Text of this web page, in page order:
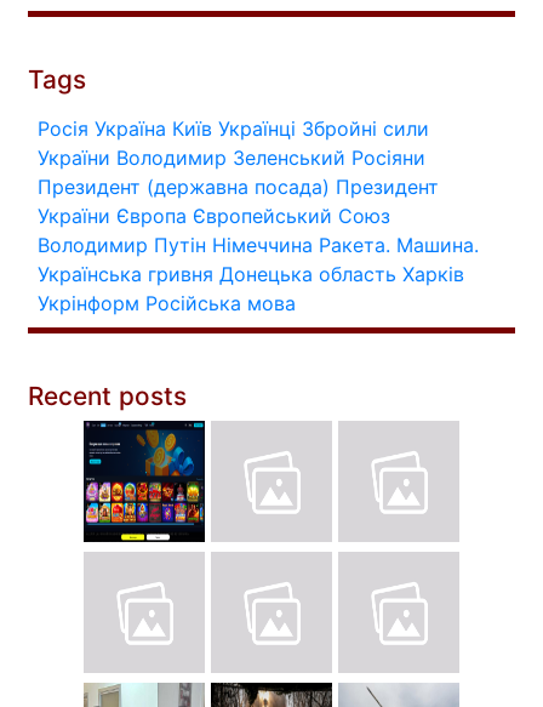
Tags
Росія Україна Київ Українці Збройні сили
України Володимир Зеленський Росіяни
Президент (державна посада) Президент
України Європа Європейський Союз
Володимир Путін Німеччина Ракета. Машина.
Українська гривня Донецька область Харків
Укрінформ Російська мова
Recent posts